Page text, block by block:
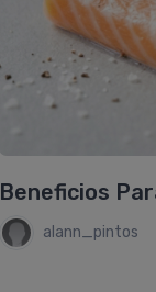
Beneficios
alann_pintos